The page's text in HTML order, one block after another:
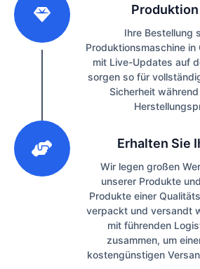
Ihre Bestellung
Produktionsmaschine in
mit Live-Updates auf
sorgen so für
Sicherheit
Erhalten Sie
Wir legen großen
unserer Produkte
Produkte einer
verpackt und versandt
mit führenden
zusammen, um
kostengünstigen